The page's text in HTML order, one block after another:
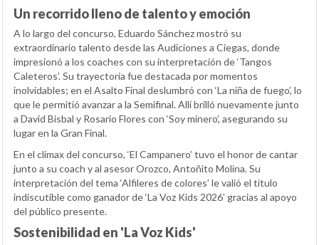
Un recorrido lleno de talento y emoción
A lo largo del concurso, Eduardo Sánchez mostró su
extraordinario talento desde las Audiciones a Ciegas, donde
impresionó a los coaches con su interpretación de ‘Tangos
Caleteros’. Su trayectoria fue destacada por momentos
inolvidables; en el Asalto Final deslumbró con ‘La niña de fuego’, lo
que le permitió avanzar a la Semifinal. Allí brilló nuevamente junto
a David Bisbal y Rosario Flores con ‘Soy minero’, asegurando su
lugar en la Gran Final.
En el clímax del concurso, ‘El Campanero’ tuvo el honor de cantar
junto a su coach y al asesor Orozco, Antoñito Molina. Su
interpretación del tema ‘Alfileres de colores’ le valió el título
indiscutible como ganador de ‘La Voz Kids 2026’ gracias al apoyo
del público presente.
Sostenibilidad en 'La Voz Kids'